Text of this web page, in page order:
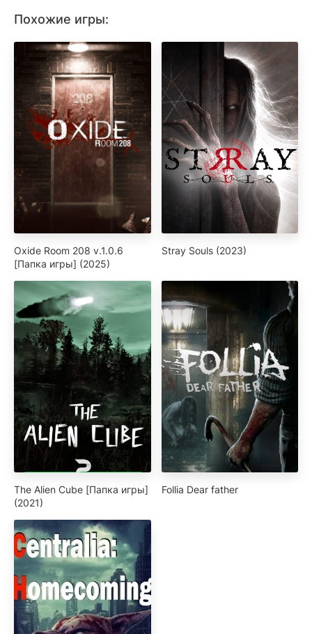
Похожие игры:
Oxide Room 208 v.1.0.6
[Папка игры] (2025)
Stray Souls (2023)
The Alien Cube [Папка игры]
(2021)
Follia Dear father